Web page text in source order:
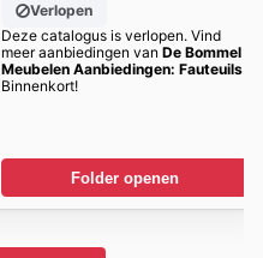
Verlopen
Deze catalogus is verlopen. Vind
meer aanbiedingen van De Bommel
Meubelen Aanbiedingen: Fauteuils
Binnenkort!
Folder openen